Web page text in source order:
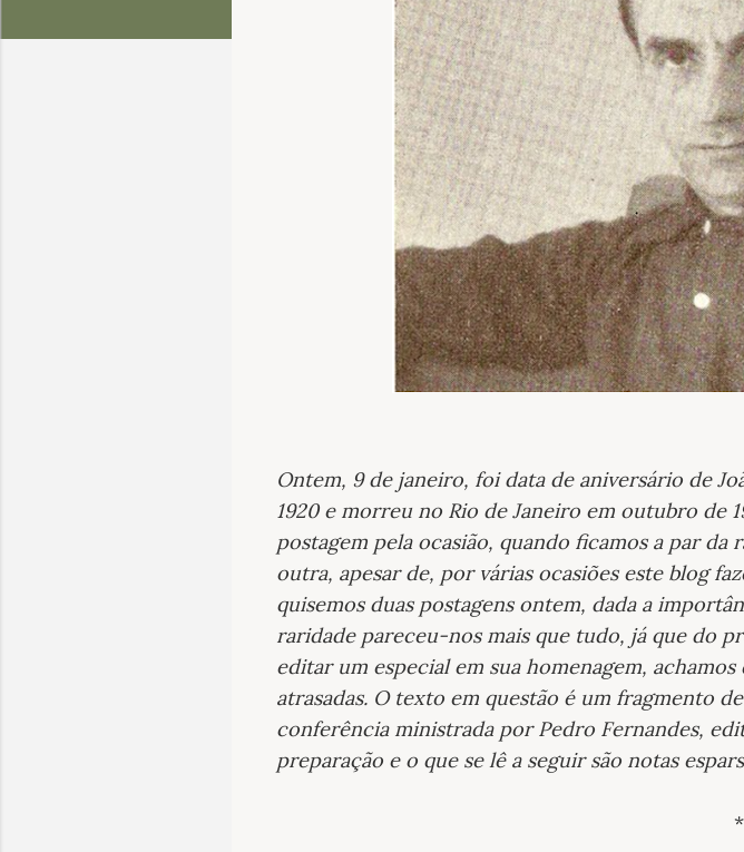
Ontem, 9 de janeiro, foi data de aniversário de
1920 e morreu no Rio de Janeiro em outubro de
postagem pela ocasião, quando ficamos a par
outra, apesar de, por várias ocasiões este blog
quisemos duas postagens ontem, dada a
raridade pareceu-nos mais que tudo, já que do
editar um especial em sua homenagem,
atrasadas. O texto em questão é um fragmento
conferência ministrada por Pedro Fernandes,
preparação e o que se lê a seguir são notas